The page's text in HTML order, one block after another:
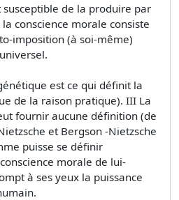
susceptible de la produire par
conscience morale consiste
imposition (à soi-même)
est ce qui définit la
de la raison pratique). III La
fournir aucune définition (de
et Bergson -Nietzsche
puisse se définir
morale de lui-
à ses yeux la puissance